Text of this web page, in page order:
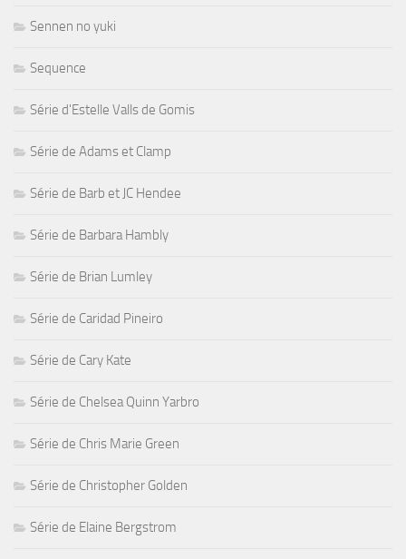
Sennen no yuki
Sequence
Série d'Estelle Valls de Gomis
Série de Adams et Clamp
Série de Barb et JC Hendee
Série de Barbara Hambly
Série de Brian Lumley
Série de Caridad Pineiro
Série de Cary Kate
Série de Chelsea Quinn Yarbro
Série de Chris Marie Green
Série de Christopher Golden
Série de Elaine Bergstrom